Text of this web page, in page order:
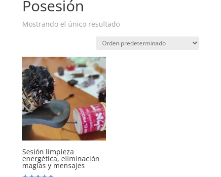
Posesión
Mostrando el único resultado
Sesión limpieza
energética, eliminación
magias y mensajes